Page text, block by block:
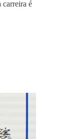
carreira é